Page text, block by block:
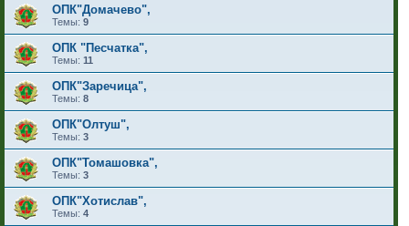
ОПК"Домачево",
Темы: 9
ОПК "Песчатка",
Темы: 11
ОПК"Заречица",
Темы: 8
ОПК"Олтуш",
Темы: 3
ОПК"Томашовка",
Темы: 3
ОПК"Хотислав",
Темы: 4